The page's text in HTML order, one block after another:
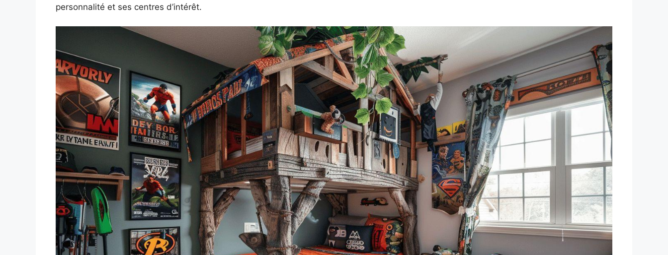
personnalité et ses centres d’intérêt.